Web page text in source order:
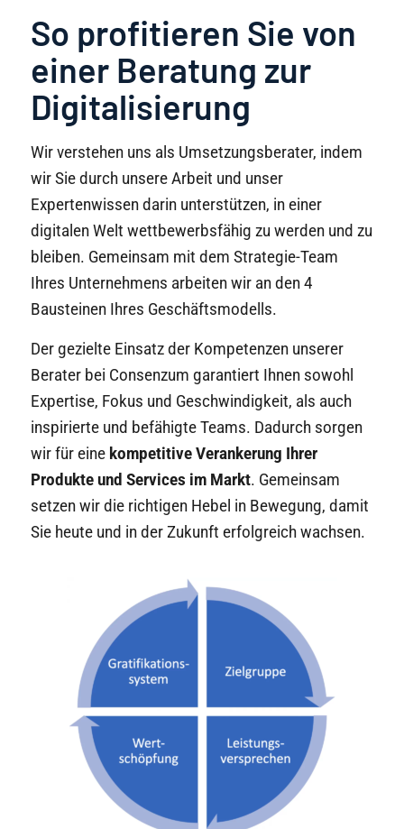
So profitieren Sie von
einer Beratung zur
Digitalisierung
Wir verstehen uns als Umsetzungsberater, indem
wir Sie durch unsere Arbeit und unser
Expertenwissen darin unterstützen, in einer
digitalen Welt wettbewerbsfähig zu werden und zu
bleiben. Gemeinsam mit dem Strategie-Team
Ihres Unternehmens arbeiten wir an den 4
Bausteinen Ihres Geschäftsmodells.
Der gezielte Einsatz der Kompetenzen unserer
Berater bei Consenzum garantiert Ihnen sowohl
Expertise, Fokus und Geschwindigkeit, als auch
inspirierte und befähigte Teams. Dadurch sorgen
wir für eine kompetitive Verankerung Ihrer
Produkte und Services im Markt. Gemeinsam
setzen wir die richtigen Hebel in Bewegung, damit
Sie heute und in der Zukunft erfolgreich wachsen.